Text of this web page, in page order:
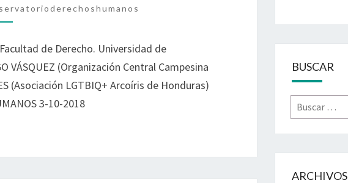
UNIDAS de Derecho. Universidad de
VÁSQUEZ (Organización Central Campesina
(Asociación LGTBIQ+ Arcoíris de Honduras)
3-10-2018
BUSCAR
Buscar
por:
ARCHIVOS